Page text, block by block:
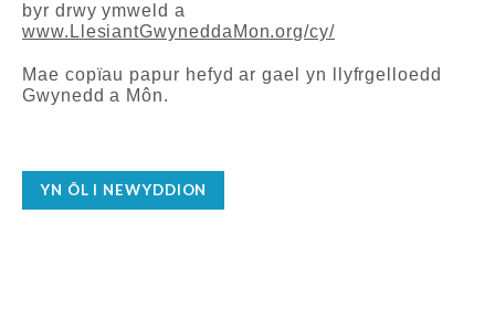
byr drwy ymweld a
www.LlesiantGwyneddaMon.org/cy/
Mae copïau papur hefyd ar gael yn llyfrgelloedd
Gwynedd a Môn.
YN ÔL I NEWYDDION